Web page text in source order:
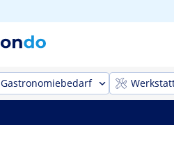
Gastronomiebedarf